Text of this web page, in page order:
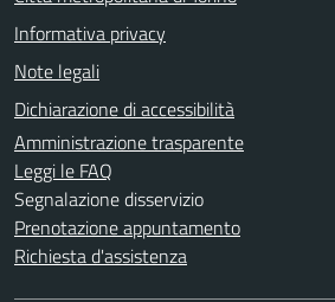
Informativa privacy
Note legali
Dichiarazione di accessibilità
Amministrazione trasparente
Leggi le FAQ
Segnalazione disservizio
Prenotazione appuntamento
Richiesta d'assistenza